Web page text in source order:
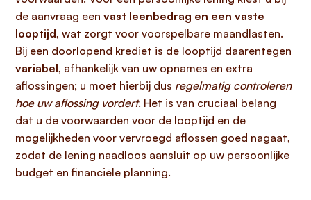
de aanvraag een vast leenbedrag en een vaste
looptijd, wat zorgt voor voorspelbare maandlasten.
Bij een doorlopend krediet is de looptijd daarentegen
variabel, afhankelijk van uw opnames en extra
aflossingen; u moet hierbij dus regelmatig controleren
hoe uw aflossing vordert. Het is van cruciaal belang
dat u de voorwaarden voor de looptijd en de
mogelijkheden voor vervroegd aflossen goed nagaat,
zodat de lening naadloos aansluit op uw persoonlijke
budget en financiële planning.